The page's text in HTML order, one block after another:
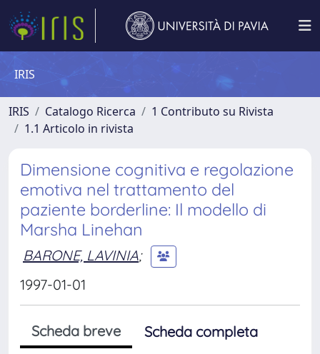
IRIS
IRIS Catalogo Ricerca
1 Contributo su Rivista
1.1 Articolo in rivista
Dimensione cognitiva e regolazione
emotiva nel trattamento del
paziente borderline: Il modello di
Marsha Linehan
BARONE, LAVINIA;
1997-01-01
Scheda breve
Scheda completa